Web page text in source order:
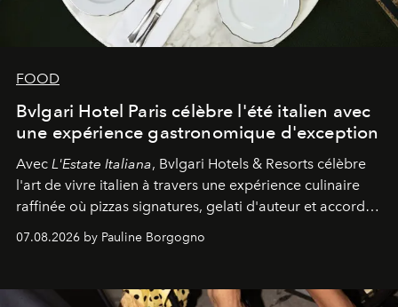
FOOD
Bvlgari Hotel Paris célèbre l'été italien avec
une expérience gastronomique d'exception
Avec L'Estate Italiana, Bvlgari Hotels & Resorts célèbre
l'art de vivre italien à travers une expérience culinaire
raffinée où pizzas signatures, gelati d'auteur et accords
d'exception composent un véritable voyage sensoriel.
07.08.2026 by Pauline Borgogno